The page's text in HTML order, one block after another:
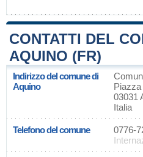
CONTATTI DEL
AQUINO (FR)
Indirizzo del comune di
Aquino
03031
Italia
Telefono del comune
0776-